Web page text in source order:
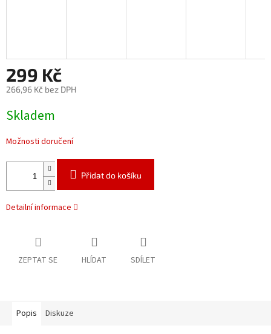
299 Kč
266,96 Kč bez DPH
cena:
Skladem
Možnosti doručení
Přidat do košíku
Detailní informace
ZEPTAT SE HLÍDAT SDÍLET
Popis Diskuze